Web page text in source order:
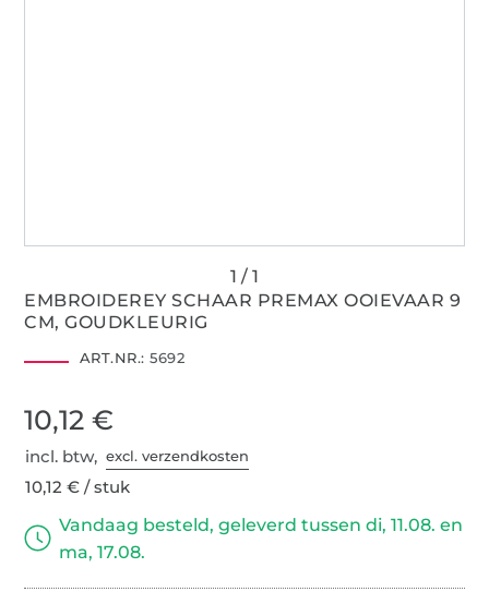
EMBROIDEREY SCHAAR PREMAX OOIEVAAR 9
CM, GOUDKLEURIG
ART.NR.: 5692
10,12 €
incl. btw,excl. verzendkosten
10,12 € / stuk
Vandaag besteld, geleverd tussen di, 11.08. en
ma, 17.08.